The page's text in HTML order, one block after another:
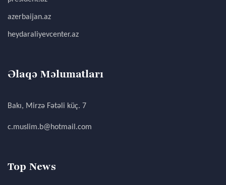
azerbaijan.az
heydaraliyevcenter.az
Əlaqə Məlumatları
Bakı, Mirzə Fətəli küç. 7
c.muslim.b@hotmail.com
Top News